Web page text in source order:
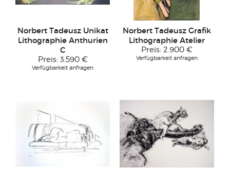
Norbert Tadeusz Unikat
Lithographie Anthurien
C
Preis: 3.590 €
Verfügbarkeit anfragen
Norbert Tadeusz Grafik
Lithographie Atelier
Preis: 2.900 €
Verfügbarkeit anfragen